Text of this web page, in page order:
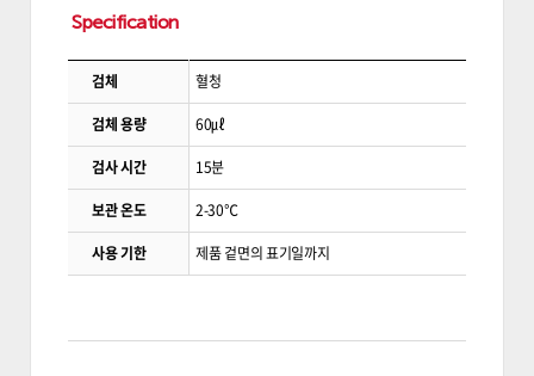
Specification
검체
혈청
검체 용량
60㎕
검사 시간
15분
보관 온도
2-30℃
사용 기한
제품 겉면의 표기일까지